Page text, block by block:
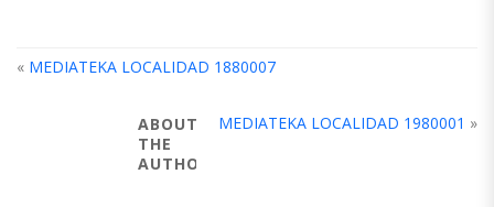
« MEDIATEKA LOCALIDAD 1880007
MEDIATEKA LOCALIDAD 1980001 »
ABOUT
THE
AUTHOR